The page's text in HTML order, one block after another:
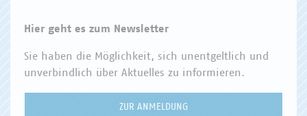
Hier geht es zum Newsletter
Sie haben die Möglichkeit, sich unentgeltlich und
unverbindlich über Aktuelles zu informieren.
ZUR ANMELDUNG